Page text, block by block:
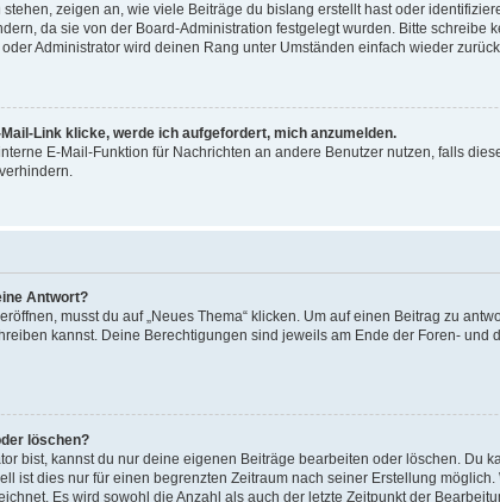
zeigen an, wie viele Beiträge du bislang erstellt hast oder
da sie von der Board-Administration festgelegt wurden. Bitte
Administrator wird deinen Rang unter Umständen einfach wieder
Link klicke, werde ich aufgefordert, mich anzumelden.
E-Mail-Funktion für Nachrichten an andere Benutzer nutzen, falls
Antwort?
musst du auf „Neues Thema“ klicken. Um auf einen Beitrag zu
kannst. Deine Berechtigungen sind jeweils am Ende der Foren- und
löschen?
bist, kannst du nur deine eigenen Beiträge bearbeiten oder löschen. Du
ist dies nur für einen begrenzten Zeitraum nach seiner Erstellung
Es wird sowohl die Anzahl als auch der letzte Zeitpunkt der